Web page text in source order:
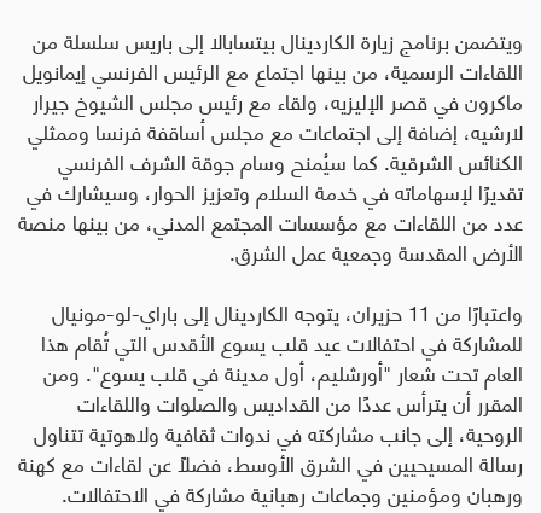
ويتضمن برنامج زيارة الكاردينال بيتسابالا إلى باريس سلسلة من
اللقاءات الرسمية، من بينها اجتماع مع الرئيس الفرنسي إيمانويل
ماكرون في قصر الإليزيه، ولقاء مع رئيس مجلس الشيوخ جيرار
لارشيه، إضافة إلى اجتماعات مع مجلس أساقفة فرنسا وممثلي
الكنائس الشرقية. كما سيُمنح وسام جوقة الشرف الفرنسي
تقديرًا لإسهاماته في خدمة السلام وتعزيز الحوار، وسيشارك في
عدد من اللقاءات مع مؤسسات المجتمع المدني، من بينها منصة
الأرض المقدسة وجمعية عمل الشرق.
واعتبارًا من 11 حزيران، يتوجه الكاردينال إلى باراي-لو-مونيال
للمشاركة في احتفالات عيد قلب يسوع الأقدس التي تُقام هذا
العام تحت شعار "أورشليم، أول مدينة في قلب يسوع". ومن
المقرر أن يترأس عددًا من القداديس والصلوات واللقاءات
الروحية، إلى جانب مشاركته في ندوات ثقافية ولاهوتية تتناول
رسالة المسيحيين في الشرق الأوسط، فضلاً عن لقاءات مع كهنة
ورهبان ومؤمنين وجماعات رهبانية مشاركة في الاحتفالات.